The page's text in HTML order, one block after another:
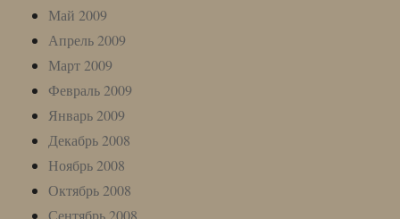
Май 2009
Апрель 2009
Март 2009
Февраль 2009
Январь 2009
Декабрь 2008
Ноябрь 2008
Октябрь 2008
Сентябрь 2008